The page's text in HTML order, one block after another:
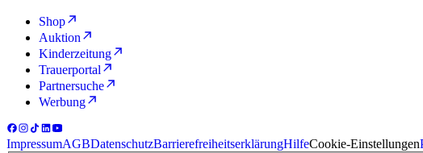
Shop
Auktion
Kinderzeitung
Trauerportal
Partnersuche
Werbung
ImpressumAGBDatenschutzBarrierefreiheitserklärungHilfeCookie-Einstellungen